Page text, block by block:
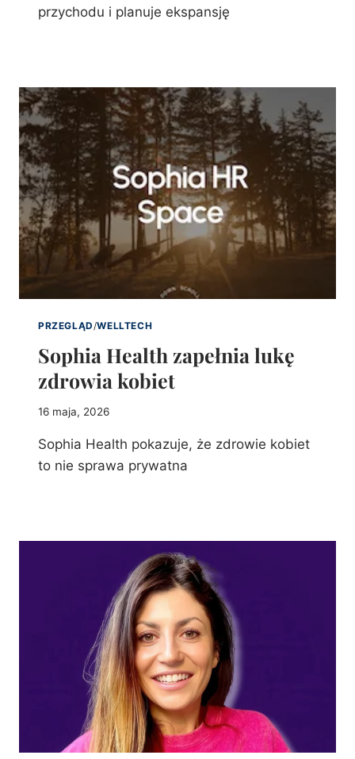
przychodu i planuje ekspansję
PRZEGLĄD /WELLTECH
Sophia Health zapełnia lukę
zdrowia kobiet
16 maja, 2026
Sophia Health pokazuje, że zdrowie kobiet
to nie sprawa prywatna